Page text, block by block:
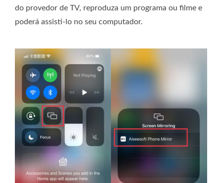
do provedor de TV, reproduza um programa ou filme e
poderá assisti-lo no seu computador.